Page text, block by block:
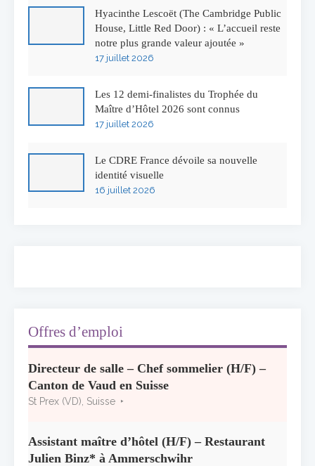
Hyacinthe Lescoët (The Cambridge Public
House, Little Red Door) : « L’accueil reste
notre plus grande valeur ajoutée »
17 juillet 2026
Les 12 demi-finalistes du Trophée du
Maître d’Hôtel 2026 sont connus
17 juillet 2026
Le CDRE France dévoile sa nouvelle
identité visuelle
16 juillet 2026
sélection consacrée à la Bourgogne
7 juillet 2026
40 ans chez Georges Blanc
3 juillet 2026
Offres d’emploi
Directeur de salle – Chef sommelier (H/F) –
Canton de Vaud en Suisse
St Prex (VD), Suisse
Assistant maître d’hôtel (H/F) – Restaurant
Julien Binz* à Ammerschwihr